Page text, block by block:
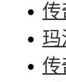
传
玛
传